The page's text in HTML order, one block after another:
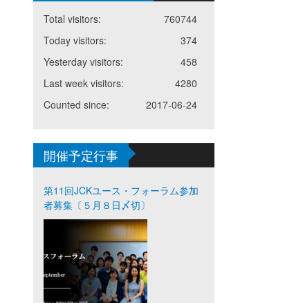
760744
Total visitors:
374
Today visitors:
458
Yesterday visitors:
4280
Last week visitors:
2017-06-24
Counted since:
開催予定行事
第11回JCKユース・フォーラム参加
者募集〔５月８日〆切〕